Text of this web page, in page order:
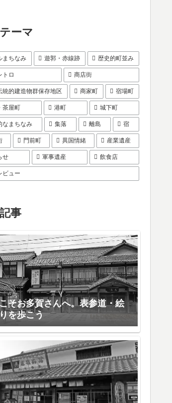
ーマ
まちなみ 遊郭・赤線跡 歴史的町並み
トロ 商店街
統的建造物群保存地区 商家町 宿場町
茶屋町 港町 城下町
なまちなみ 集落 離島 宿
門前町 異国情緒 産業遺産
せ 軍事遺産 飲食店
ビュー
事
そお多賀さんへ。表参道・絵
を歩こう